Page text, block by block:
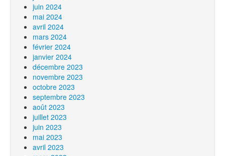
juin 2024
mai 2024
avril 2024
mars 2024
février 2024
janvier 2024
décembre 2023
novembre 2023
octobre 2023
septembre 2023
août 2023
juillet 2023
juin 2023
mai 2023
avril 2023